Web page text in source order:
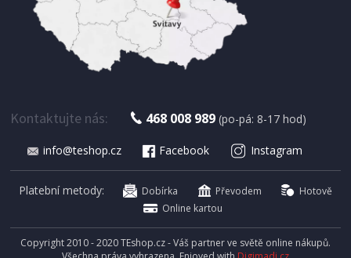
179 Kč
SUŠIČKA OVOCE S ČASOVAČEM
Concept SO 1060 In Time
Kontaktujte nás: 468 008 989 (po-pá: 8-17 hod)
info@teshop.cz Facebook Instagram
Platební metody: Dobírka Převodem
Hotově
Online kartou
Copyright 2010 - 2020 TEshop.cz - Váš partner ve světě online nákupů.